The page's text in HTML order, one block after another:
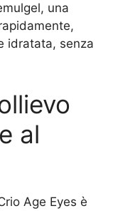
una
idratata, senza
al
Age Eyes è